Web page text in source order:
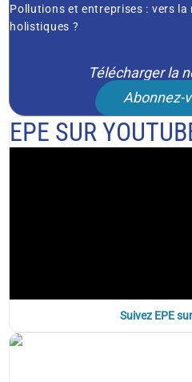
Pollutions et entreprises : vers la
holistiques ?
Télécharger la
Abonnez-
EPE SUR
Suivez EPE